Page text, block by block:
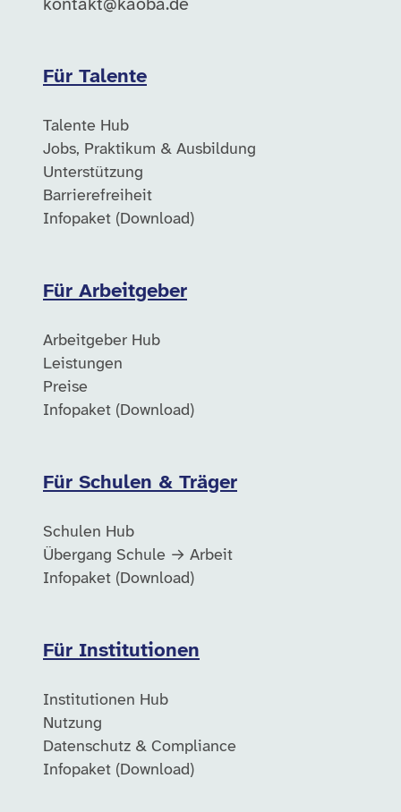
kontakt@kaoba.de
Für Talente
Talente Hub
Jobs, Praktikum & Ausbildung
Unterstützung
Barrierefreiheit
Infopaket (Download)
Für Arbeitgeber
Arbeitgeber Hub
Leistungen
Preise
Infopaket (Download)
Für Schulen & Träger
Schulen Hub
Übergang Schule → Arbeit
Infopaket (Download)
Für Institutionen
Institutionen Hub
Nutzung
Datenschutz & Compliance
Infopaket (Download)